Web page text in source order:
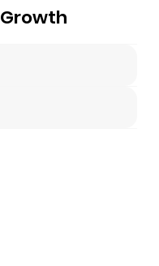
Growth